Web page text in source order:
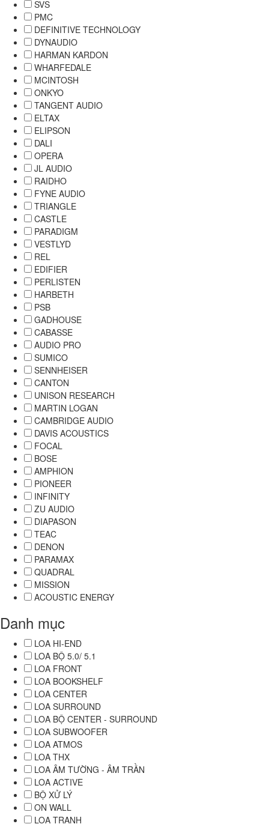
SVS
PMC
DEFINITIVE TECHNOLOGY
DYNAUDIO
HARMAN KARDON
WHARFEDALE
MCINTOSH
ONKYO
TANGENT AUDIO
ELTAX
ELIPSON
DALI
OPERA
JL AUDIO
RAIDHO
FYNE AUDIO
TRIANGLE
CASTLE
PARADIGM
VESTLYD
REL
EDIFIER
PERLISTEN
HARBETH
PSB
GADHOUSE
CABASSE
AUDIO PRO
SUMICO
SENNHEISER
CANTON
UNISON RESEARCH
MARTIN LOGAN
CAMBRIDGE AUDIO
DAVIS ACOUSTICS
FOCAL
BOSE
AMPHION
PIONEER
INFINITY
ZU AUDIO
DIAPASON
TEAC
DENON
PARAMAX
QUADRAL
MISSION
ACOUSTIC ENERGY
Danh mục
LOA HI-END
LOA BỘ 5.0/ 5.1
LOA FRONT
LOA BOOKSHELF
LOA CENTER
LOA SURROUND
LOA BỘ CENTER - SURROUND
LOA SUBWOOFER
LOA ATMOS
LOA THX
LOA ÂM TƯỜNG - ÂM TRẦN
LOA ACTIVE
BỘ XỬ LÝ
ON WALL
LOA TRANH